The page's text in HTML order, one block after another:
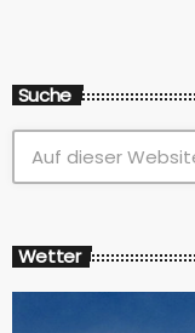
Suche
Wetter